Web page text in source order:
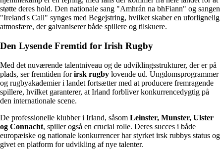
støtte deres hold. Den nationale sang "Amhrán na bhFiann" og sangen
"Ireland's Call" synges med Begejstring, hvilket skaber en uforlignelig
atmosfære, der galvaniserer både spillere og tilskuere.
Den Lysende Fremtid for Irish Rugby
Med det nuværende talentniveau og de udviklingsstrukturer, der er på
plads, ser fremtiden forirsk rugby lovende ud. Ungdomsprogrammer
og rugbyakademier i landet fortsætter med at producere fremragende
spillere, hvilket garanterer, at Irland forbliver konkurrencedygtig på
den internationale scene.
De professionelle klubber i Irland, såsom Leinster, Munster, Ulster
og Connacht, spiller også en crucial rolle. Deres succes i både
europæiske og nationale konkurrencer har styrket irsk rubbys status og
givet en platform for udvikling af nye talenter.